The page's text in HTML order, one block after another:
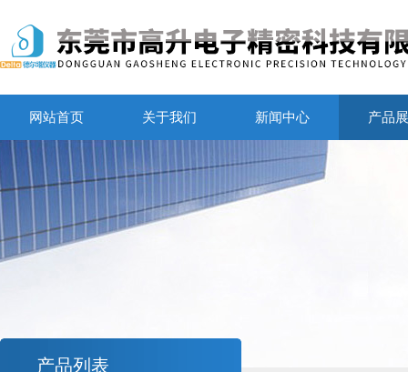
网站首页 关于我们 新闻中心 产品
产品列表